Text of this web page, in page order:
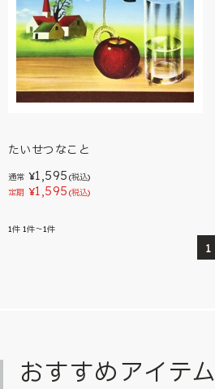
たいせつなこと
通常 ¥1,595 (税込)
定期 ¥1,595 (税込)
1件 1件～1件
1
おすすめアイテム